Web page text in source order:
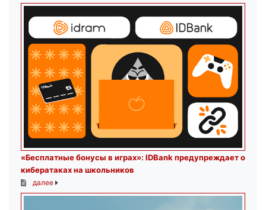
«Бесплатные бонусы в играх»: IDBank предупреждает о
кибератаках на школьников
далее